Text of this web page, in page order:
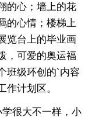
的心；墙上的花
的心情；楼梯上
览台上的毕业画
，可爱的奥运福
班级环创的`内容
作计划区。
很大不一样，小